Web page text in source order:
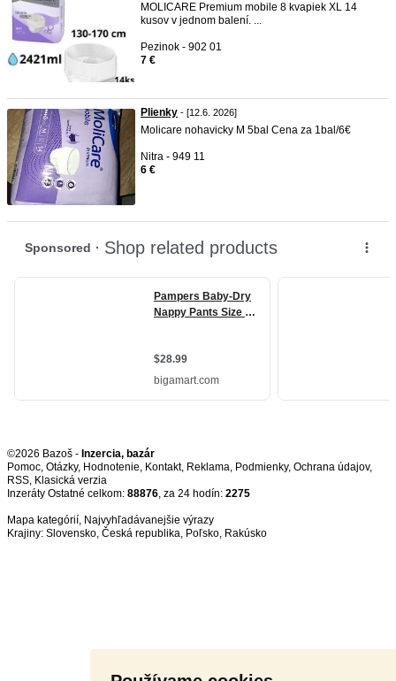
MOLICARE Premium mobile 8 kvapiek XL 14
kusov v jednom balení. ...
Pezinok - 902 01
7 €
Plienky - [12.6. 2026]
Molicare nohavicky M 5bal Cena za 1bal/6€
Nitra - 949 11
6 €
©2026 Bazoš - Inzercia, bazár
Pomoc, Otázky, Hodnotenie, Kontakt, Reklama, Podmienky, Ochrana údajov,
RSS,
Inzeráty Ostatné celkom: 88876, za 24 hodín: 2275
Mapa kategórií, Najvyhľadávanejšie výrazy
Krajiny: Slovensko, Česká republika, Poľsko, Rakúsko